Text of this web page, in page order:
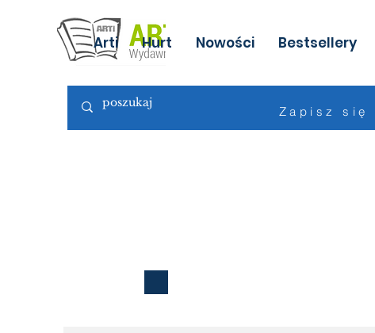
Arti Hurt Nowości Bestsellery
Zapisz się